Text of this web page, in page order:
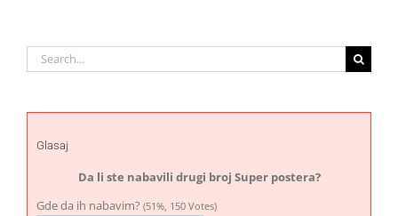
Search
for:
Glasaj
Da li ste nabavili drugi broj Super postera?
Gde da ih nabavim? (51%, 150 Votes)